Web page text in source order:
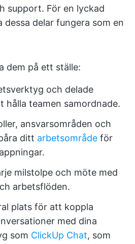
support. För en lyckad
dessa delar fungera som en
dem på ett ställe:
och delade
hålla teamen samordnade.
ansvarsområden och
ditt arbetsområde för
milstolpe och möte med
arbetsflöden.
plats för att koppla
med dina
som ClickUp Chat, som